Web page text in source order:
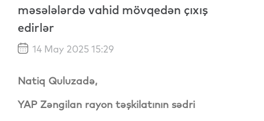
məsələlərdə vahid mövqedən çıxış
edirlər
14 May 2025 15:29
Natiq Quluzadə,
YAP Zəngilan rayon təşkilatının sədri